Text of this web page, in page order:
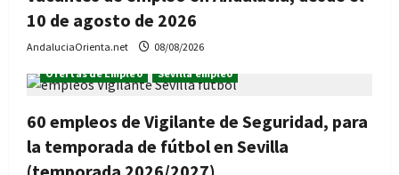
10 de agosto de 2026
AndaluciaOrienta.net
08/08/2026
Ofertas de Empleo
Sevilla empleo
60 empleos de Vigilante de Seguridad, para
la temporada de fútbol en Sevilla